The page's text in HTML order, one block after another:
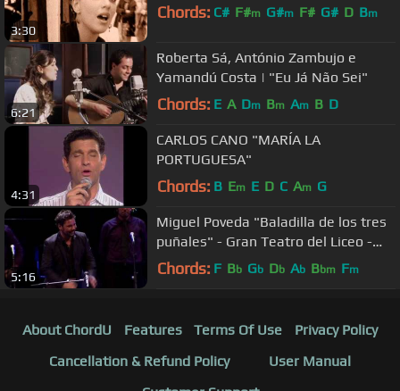
3:30
Chords: C# F#m G#m F# G# D Bm
6:21
Roberta Sá, António Zambujo e
Yamandú Costa | "Eu Já Não Sei"
Chords: E A Dm Bm Am B D
4:31
CARLOS CANO "MARÍA LA
PORTUGUESA"
Chords: B Em E D C Am G
5:16
Miguel Poveda "Baladilla de los tres
puñales" - Gran Teatro del Liceo -
Barcelona_ 07.12.2009
Chords: F Bb Gb Db Ab Bbm Fm
About ChordU Features Terms Of Use
Privacy Policy
Cancellation & Refund Policy
User Manual